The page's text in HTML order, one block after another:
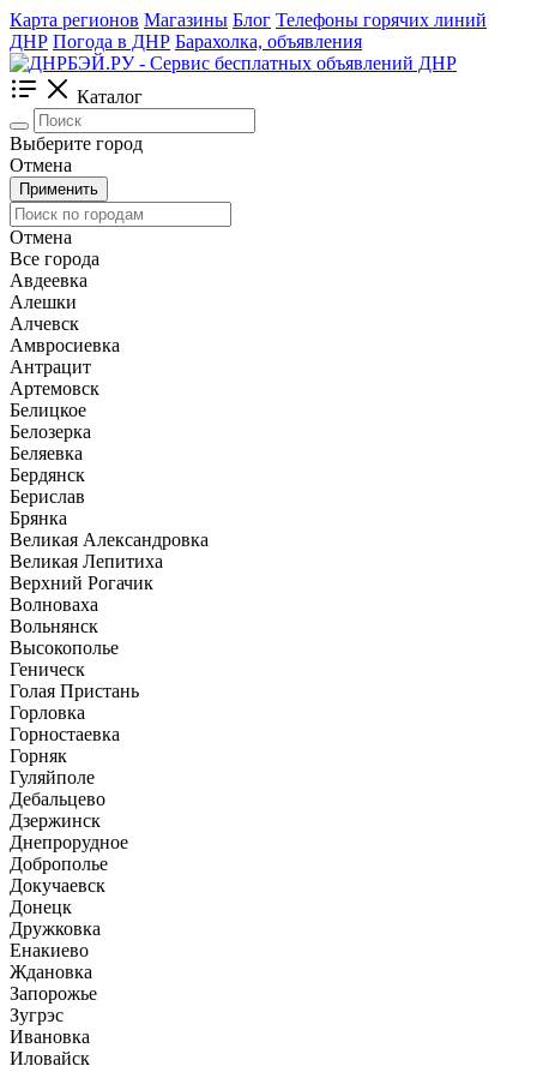
Карта регионов Магазины Блог Телефоны горячих линий
ДНР Погода в ДНР Барахолка, объявления
Каталог
Выберите город
Отмена
Применить
Отмена
Все города
Авдеевка
Алешки
Алчевск
Амвросиевка
Антрацит
Артемовск
Белицкое
Белозерка
Беляевка
Бердянск
Берислав
Брянка
Великая Александровка
Великая Лепитиха
Верхний Рогачик
Волноваха
Вольнянск
Высокополье
Геническ
Голая Пристань
Горловка
Горностаевка
Горняк
Гуляйполе
Дебальцево
Дзержинск
Днепрорудное
Доброполье
Докучаевск
Донецк
Дружковка
Енакиево
Ждановка
Запорожье
Зугрэс
Ивановка
Иловайск